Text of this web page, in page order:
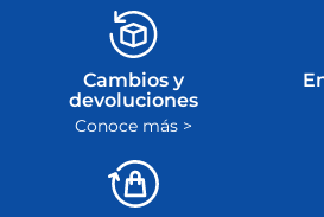
Cambios y
devoluciones
Conoce más >